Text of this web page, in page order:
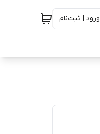
ورود | ثبت‌نام